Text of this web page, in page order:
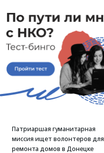
Патриаршая гуманитарная
миссия ищет волонтеров для
ремонта домов в Донецке